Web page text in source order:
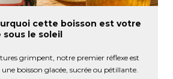
cette boisson est votre
sous le soleil
grimpent, notre premier réflexe est
boisson glacée, sucrée ou pétillante.